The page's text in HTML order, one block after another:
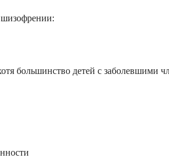
шизофрении:
большинство детей с заболевшими